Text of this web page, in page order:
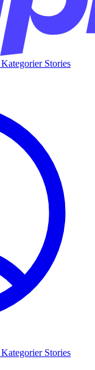
Kategorier Stories
Kategorier Stories